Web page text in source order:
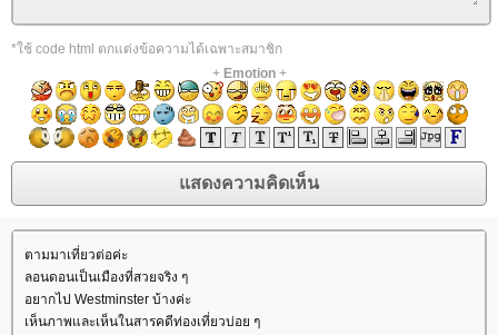
*ใช้ code html ตกแต่งข้อความได้เฉพาะสมาชิก
+ Emotion+
ตามมาเที่ยวต่อค่ะ
ลอนดอนเป็นเมืองที่สวยจริง ๆ
อยากไป Westminster บ้างค่ะ
เห็นภาพและเห็นในสารคดีท่องเที่ยวบ่อย ๆ